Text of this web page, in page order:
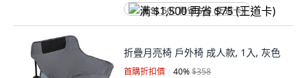
满 $1,500 再省 $75 (王道卡)
折疊月亮椅 戶外椅 成人款, 1入, 灰色
首購折扣價 40%$358